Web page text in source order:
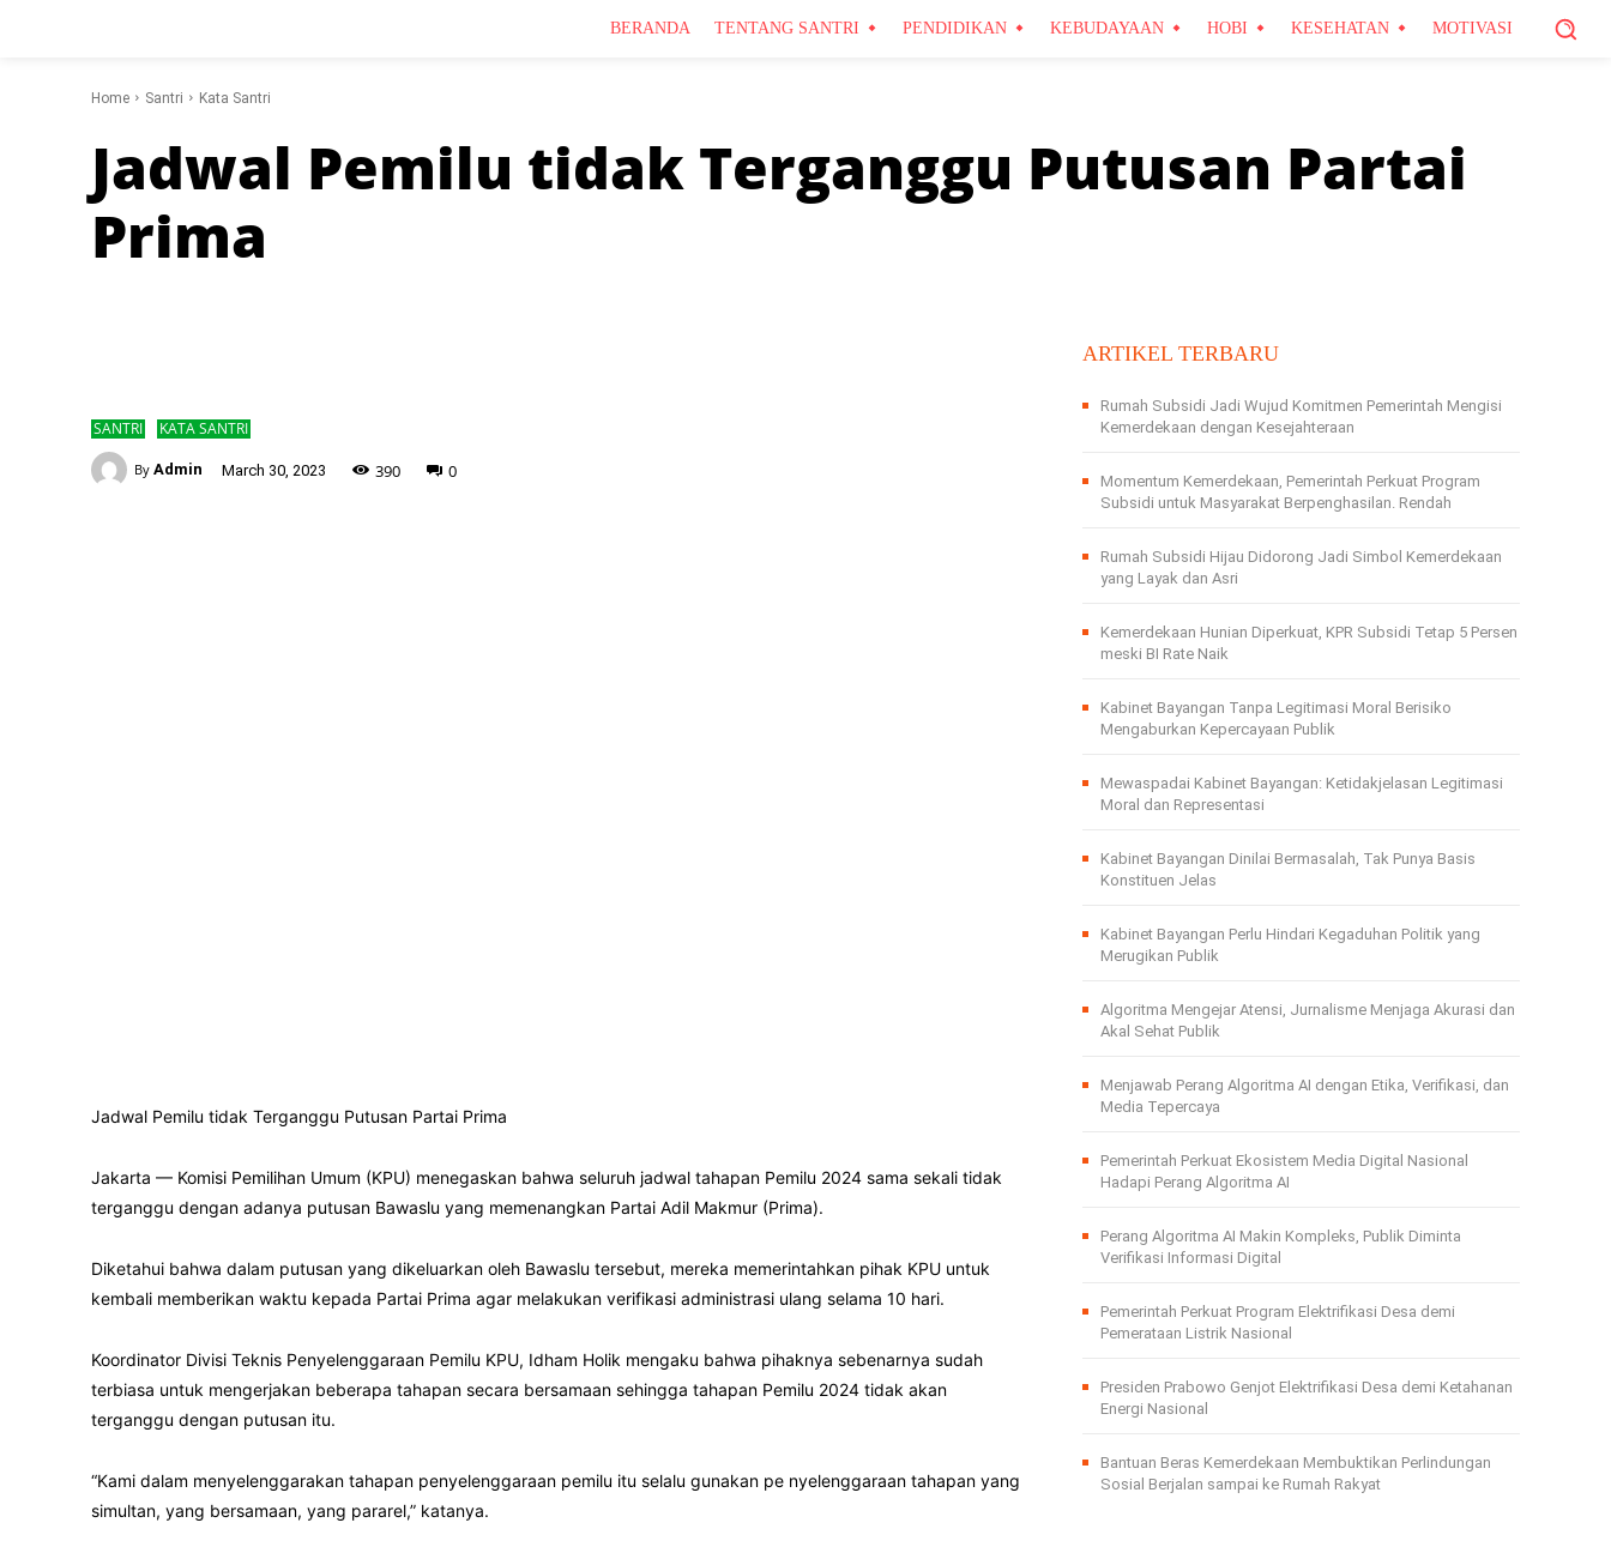
BERANDA TENTANG SANTRI PENDIDIKAN KEBUDAYAAN HOBI KESEHATAN MOTIVASI
Home Santri Kata Santri
Jadwal Pemilu tidak Terganggu Putusan Partai
Prima
SANTRI KATA SANTRI
By Admin March 30, 2023 390 0
Jadwal Pemilu tidak Terganggu Putusan Partai Prima
Jakarta — Komisi Pemilihan Umum (KPU) menegaskan bahwa seluruh jadwal tahapan Pemilu 2024 sama sekali tidak
terganggu dengan adanya putusan Bawaslu yang memenangkan Partai Adil Makmur (Prima).
Diketahui bahwa dalam putusan yang dikeluarkan oleh Bawaslu tersebut, mereka memerintahkan pihak KPU untuk
kembali memberikan waktu kepada Partai Prima agar melakukan verifikasi administrasi ulang selama 10 hari.
Koordinator Divisi Teknis Penyelenggaraan Pemilu KPU, Idham Holik mengaku bahwa pihaknya sebenarnya sudah
terbiasa untuk mengerjakan beberapa tahapan secara bersamaan sehingga tahapan Pemilu 2024 tidak akan
terganggu dengan putusan itu.
“Kami dalam menyelengga­rakan tahapan penyelenggaraan pemilu itu selalu gunakan pe­ nyelenggaraan tahapan yang
simultan, yang bersamaan, yang pararel,” katanya.
ARTIKEL TERBARU
Rumah Subsidi Jadi Wujud Komitmen Pemerintah Mengisi
Kemerdekaan dengan Kesejahteraan
Momentum Kemerdekaan, Pemerintah Perkuat Program
Subsidi untuk Masyarakat Berpenghasilan. Rendah
Rumah Subsidi Hijau Didorong Jadi Simbol Kemerdekaan
yang Layak dan Asri
Kemerdekaan Hunian Diperkuat, KPR Subsidi Tetap 5 Persen
meski BI Rate Naik
Kabinet Bayangan Tanpa Legitimasi Moral Berisiko
Mengaburkan Kepercayaan Publik
Mewaspadai Kabinet Bayangan: Ketidakjelasan Legitimasi
Moral dan Representasi
Kabinet Bayangan Dinilai Bermasalah, Tak Punya Basis
Konstituen Jelas
Kabinet Bayangan Perlu Hindari Kegaduhan Politik yang
Merugikan Publik
Algoritma Mengejar Atensi, Jurnalisme Menjaga Akurasi dan
Akal Sehat Publik
Menjawab Perang Algoritma AI dengan Etika, Verifikasi, dan
Media Tepercaya
Pemerintah Perkuat Ekosistem Media Digital Nasional
Hadapi Perang Algoritma AI
Perang Algoritma AI Makin Kompleks, Publik Diminta
Verifikasi Informasi Digital
Pemerintah Perkuat Program Elektrifikasi Desa demi
Pemerataan Listrik Nasional
Presiden Prabowo Genjot Elektrifikasi Desa demi Ketahanan
Energi Nasional
Bantuan Beras Kemerdekaan Membuktikan Perlindungan
Sosial Berjalan sampai ke Rumah Rakyat